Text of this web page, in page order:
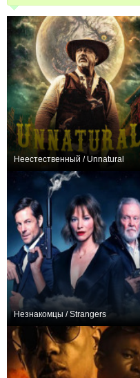
Неестественный / Unnatural
Незнакомцы / Strangers